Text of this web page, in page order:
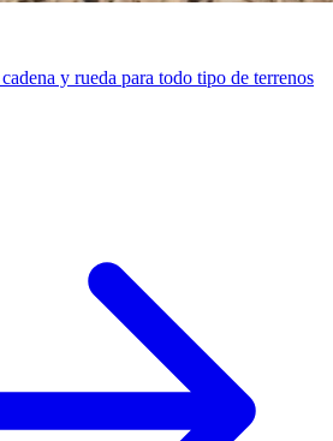
y rueda para todo tipo de terrenos